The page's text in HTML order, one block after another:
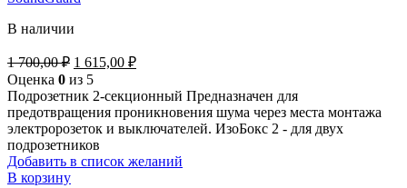
В наличии
1 700,00₽ Первоначальная
цена
составляла
1
700,00 ₽.
1 615,00 ₽Текущая
1
615,00 ₽.
Оценка 0 из 5
Подрозетник 2-секционный Предназначен для
предотвращения проникновения шума через места монтажа
электророзеток и выключателей. ИзоБокс 2 - для двух
подрозетников
Добавить в список желаний
В корзину